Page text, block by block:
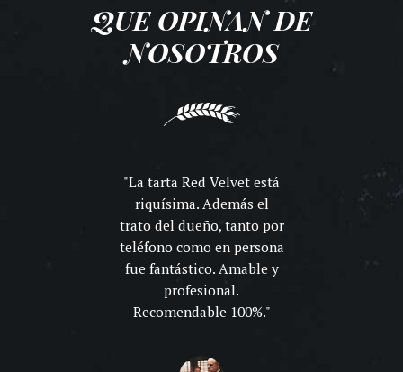
QUE OPINAN DE
NOSOTROS
La tarta Red Velvet está
riquísima. Además el
trato del dueño, tanto por
teléfono como en persona
fue fantástico. Amable y
profesional.
Recomendable 100%.